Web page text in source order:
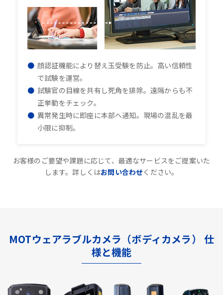
顔認証機能により替え玉受験を防止。高い信頼性
で試験を運営。
試験官の目線を共有し死角を排除。遠隔からも不
正挙動をチェック。
異常発生時に即座に本部へ通知。現場の混乱を最
小限に抑制。
お客様のご要望や課題に応じて、最適なサービスをご提案いた
します。詳しくはお問い合わせください。
MOTウェアラブルカメラ（ボディカメラ） 仕
様と機能